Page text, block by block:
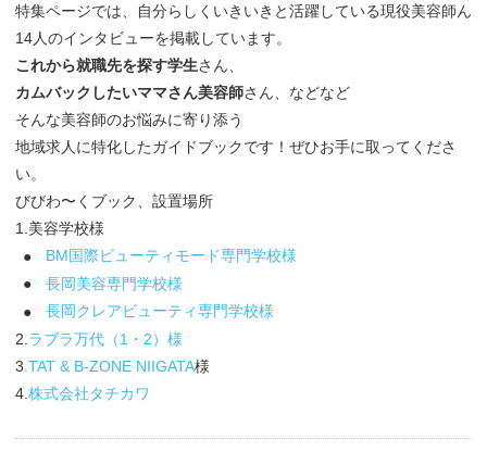
特集ページでは、自分らしくいきいきと活躍している現役美容師ん
14人のインタビューを掲載しています。
これから就職先を探す学生さん、
カムバックしたいママさん美容師さん、などなど
そんな美容師のお悩みに寄り添う
地域求人に特化したガイドブックです！ぜひお手に取ってくださ
い。
びびわ〜くブック、設置場所
1.美容学校様
BM国際ビューティモード専門学校様
長岡美容専門学校様
長岡クレアビューティ専門学校様
2. ラブラ万代（1・2）様
3 .TAT & B-ZONE NIIGATA様
4. 株式会社タチカワ